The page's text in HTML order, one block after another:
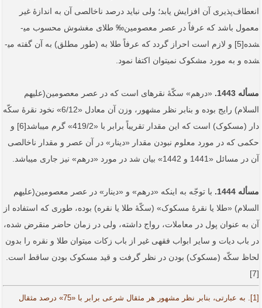
انعطاف‌پذیری آن افزایش یابد؛ ولی نباید درصد ناخالصی آن به اندازۀ غیر
معمول باشد که عرفاً در عصر معصومین‰ طلای مغشوش محسوب می­
شده[5] ­و لازم است احراز گردد که عرفاً طلا به (طور مطلق) به آن گفته می­
شده و به مورد مشکوک نمی­توان اکتفا نمود.
مسأله 1443.
«درهم» سکّۀ نقره­ای است که در عصر معصومین(علیهم
السلام) رایج بوده و بنابر نظر مشهور، وزن آن معادل «6/12» نخود نقرۀ سکّه‏
دار (مسکوک) است که این مقدار تقریباً برابر با «419/2» گرم می­باشد[6] و
حکمی که در مورد معلوم نبودن مقدار «دینار» در آن عصر و مقدار ناخالصی
آن در مسائل «1441 و 1442» بیان شد در مورد «درهم» نیز جاری می­باشد.
مسأله 1444.
با توجّه به اینکه «درهم» و «دینار» در عصر معصومین(علیهم
السلام) «طلا یا نقرۀ مسکوک» (سکّۀ طلا یا نقره) بوده، طوری که استفاده از
آن به عنوان پول در معاملات، رواج داشته، ولی در زمان حاضر منقرض شده،
در باب دیات و سایر ابواب فقهی غیر از باب زکات می­توان طلا و نقره را بدون
لحاظ سکّه (مسکوک) بودن در نظر گرفت و قید مسکوک بودن ساقط است.
[7]
[1]. به عبارتی، بنابر نظر مشهور هر مثقال شرعی برابر با «75» درصد مثقال